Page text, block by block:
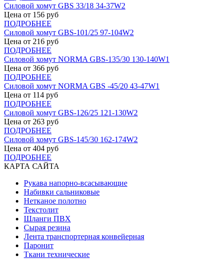
Силовой хомут GBS 33/18 34-37W2
Цена от 156 руб
ПОДРОБНЕЕ
Силовой хомут GBS-101/25 97-104W2
Цена от 216 руб
ПОДРОБНЕЕ
Силовой хомут NORMA GBS-135/30 130-140W1
Цена от 366 руб
ПОДРОБНЕЕ
Силовой хомут NORMA GBS -45/20 43-47W1
Цена от 114 руб
ПОДРОБНЕЕ
Силовой хомут GBS-126/25 121-130W2
Цена от 263 руб
ПОДРОБНЕЕ
Силовой хомут GBS-145/30 162-174W2
Цена от 404 руб
ПОДРОБНЕЕ
КАРТА САЙТА
Рукава напорно-всасывающие
Набивки сальниковые
Нетканое полотно
Текстолит
Шланги ПВХ
Сырая резина
Лента транспортерная конвейерная
Паронит
Ткани технические